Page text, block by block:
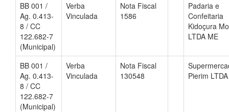
BB 001 /
Ag. 0.413-
8 / CC
122.682-7
(Municipal)
Verba
Vinculada
Nota Fiscal
1586
Padaria e
Confeitaria
Kidoçura
LTDA ME
BB 001 /
Ag. 0.413-
8 / CC
122.682-7
(Municipal)
Verba
Vinculada
Nota Fiscal
130548
Pierim LTDA